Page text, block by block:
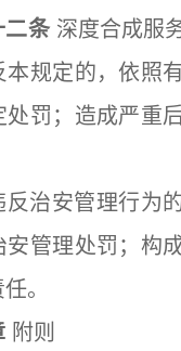
二条深度合成服
本规定的，依照
处罚；造成严重
安管理行为的
安管理处罚；构
。
附则